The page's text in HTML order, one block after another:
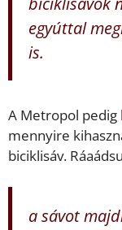
egyúttal
is.
A Metropol pedig
mennyire
biciklisáv.
a sávot